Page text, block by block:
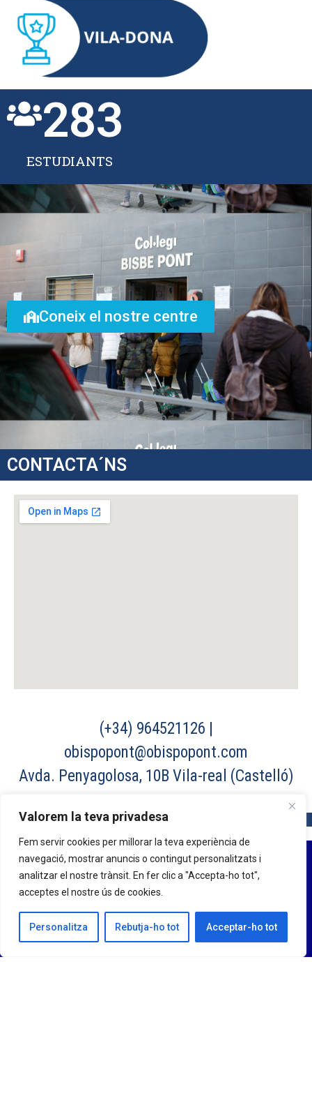
Valorem la teva privadesa
Fem servir cookies per millorar la teva experiència de
navegació, mostrar anuncis o contingut personalitzats i
analitzar el nostre trànsit. En fer clic a "Accepta-ho tot",
acceptes el nostre ús de cookies.
Personalitza Rebutja-ho tot Acceptar-ho tot
ESTUDIANTS
283
Coneix el nostre centre
CONTACTA´NS
(+34) 964521126 |
obispopont@obispopont.com
Avda. Penyagolosa, 10B Vila-real (Castelló)